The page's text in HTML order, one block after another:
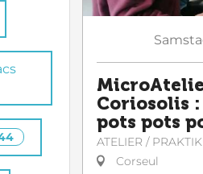
Coriosolis :
pots pots
ATELIER /
Corseul